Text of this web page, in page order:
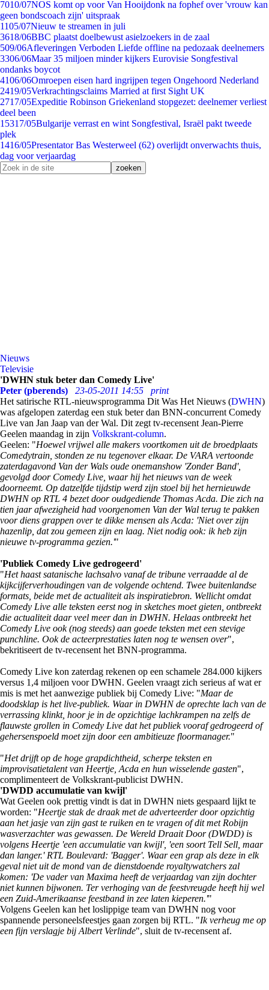
7010/07NOS komt op voor Van Hooijdonk na fophef over 'vrouw kan
geen bondscoach zijn' uitspraak
1105/07Nieuw te streamen in juli
3618/06BBC plaatst doelbewust asielzoekers in de zaal
509/06Afleveringen Verboden Liefde offline na pedozaak deelnemers
3306/06Maar 35 miljoen minder kijkers Eurovisie Songfestival
ondanks boycot
4106/06Omroepen eisen hard ingrijpen tegen Ongehoord Nederland
2419/05Verkrachtingsclaims Married at first Sight UK
2717/05Expeditie Robinson Griekenland stopgezet: deelnemer verliest
deel been
15317/05Bulgarije verrast en wint Songfestival, Israël pakt tweede
plek
1416/05Presentator Bas Westerweel (62) overlijdt onverwachts thuis,
dag voor verjaardag
Nieuws
Televisie
'DWHN stuk beter dan Comedy Live'
Peter (pberends)
23-05-2011 14:55
print
Het satirische RTL-nieuwsprogramma Dit Was Het Nieuws (DWHN)
was afgelopen zaterdag een stuk beter dan BNN-concurrent Comedy
Live van Jan Jaap van der Wal. Dit zegt tv-recensent Jean-Pierre
Geelen maandag in zijn Volkskrant-column.
Geelen: "Hoewel vrijwel alle makers voortkomen uit de broedplaats
Comedytrain, stonden ze nu tegenover elkaar. De VARA vertoonde
zaterdagavond Van der Wals oude onemanshow 'Zonder Band',
gevolgd door Comedy Live, waar hij het nieuws van de week
doorneemt. Op datzelfde tijdstip werd zijn stoel bij het hernieuwde
DWHN op RTL 4 bezet door oudgediende Thomas Acda. Die zich na
tien jaar afwezigheid had voorgenomen Van der Wal terug te pakken
voor diens grappen over te dikke mensen als Acda: 'Niet over zijn
hazenlip, dat zou gemeen zijn en laag. Niet nodig ook: ik heb zijn
nieuwe tv-programma gezien.'"
'Publiek Comedy Live gedrogeerd'
"Het haast satanische lachsalvo vanaf de tribune verraadde al de
kijkcijferverhoudingen van de volgende ochtend. Twee buitenlandse
formats, beide met de actualiteit als inspiratiebron. Wellicht omdat
Comedy Live alle teksten eerst nog in sketches moet gieten, ontbreekt
die actualiteit daar veel meer dan in DWHN. Helaas ontbreekt het
Comedy Live ook (nog steeds) aan goede teksten met een stevige
punchline. Ook de acteerprestaties laten nog te wensen over",
bekritiseert de tv-recensent het BNN-programma.
Comedy Live kon zaterdag rekenen op een schamele 284.000 kijkers
versus 1,4 miljoen voor DWHN. Geelen vraagt zich serieus af wat er
mis is met het aanwezige publiek bij Comedy Live: "Maar de
doodsklap is het live-publiek. Waar in DWHN de oprechte lach van de
verrassing klinkt, hoor je in de opzichtige lachkrampen na zelfs de
flauwste grollen in Comedy Live dat het publiek vooraf gedrogeerd of
gehersenspoeld moet zijn door een ambitieuze floormanager."
"Het drijft op de hoge grapdichtheid, scherpe teksten en
improvisatietalent van Heertje, Acda en hun wisselende gasten",
complimenteert de Volkskrant-publicist DWHN.
'DWDD accumulatie van kwijl'
Wat Geelen ook prettig vindt is dat in DWHN niets gespaard lijkt te
worden: "Heertje stak de draak met de adverteerder door opzichtig
aan het jasje van zijn gast te ruiken en te vragen of dit met Robijn
wasverzachter was gewassen. De Wereld Draait Door (DWDD) is
volgens Heertje 'een accumulatie van kwijl', 'een soort Tell Sell, maar
dan langer.' RTL Boulevard: 'Bagger'. Waar een grap als deze in elk
geval niet uit de mond van de dienstdoende royaltywatchers zal
komen: 'De vader van Maxima heeft de verjaardag van zijn dochter
niet kunnen bijwonen. Ter verhoging van de feestvreugde heeft hij wel
een Zuid-Amerikaanse feestband in zee laten kieperen.'"
Volgens Geelen kan het loslippige team van DWHN nog voor
spannende personeelsfeestjes gaan zorgen bij RTL. "Ik verheug me op
een fijn verslagje bij Albert Verlinde", sluit de tv-recensent af.